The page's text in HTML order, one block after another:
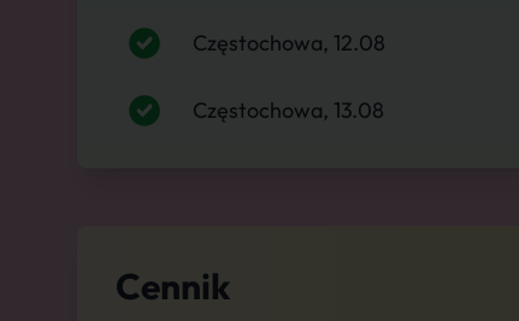
Częstochowa, 12.08
Częstochowa, 13.08
Cennik